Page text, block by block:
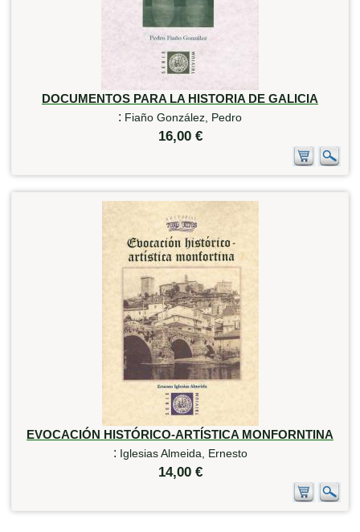
DOCUMENTOS PARA LA HISTORIA DE GALICIA
: Fiaño González, Pedro
16,00 €
EVOCACIÓN HISTÓRICO-ARTÍSTICA MONFORNTINA
: Iglesias Almeida, Ernesto
14,00 €